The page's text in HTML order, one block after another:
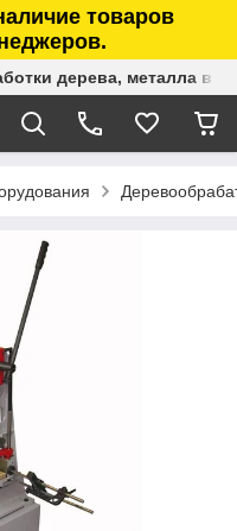
товаров
дерева, металла в